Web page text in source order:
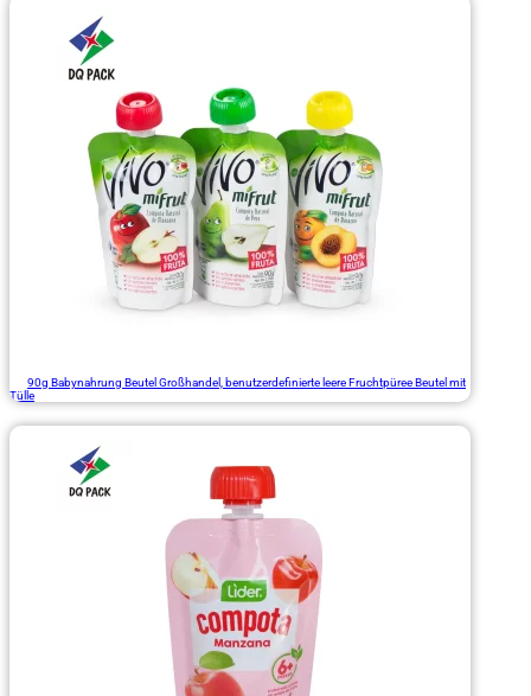
90g Babynahrung Beutel Großhandel, benutzerdefinierte leere Fruchtpüree Beutel mit
Tülle